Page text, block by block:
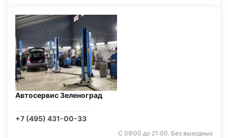
Автосервис Зеленоград
+7 (495) 431-00-33
С 09:00 до 21:00. Без выходных